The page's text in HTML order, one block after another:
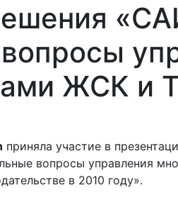
ЖСК и
приняла участие в
вопросы управления
в 2010 году».